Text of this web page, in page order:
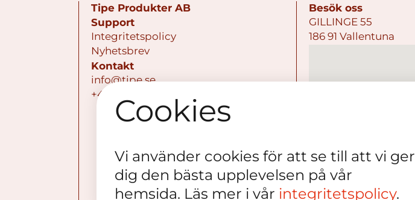
Tipe Produkter AB
Support
Integritetspolicy
Nyhetsbrev
Kontakt
info@tipe.se
+468 - 795 80 11
Besök oss
GILLINGE 55
186 91 Vallentuna
Cookies
Vi använder cookies för att se till att vi ger
dig den bästa upplevelsen på vår
hemsida. Läs mer i vår integritetspolicy.